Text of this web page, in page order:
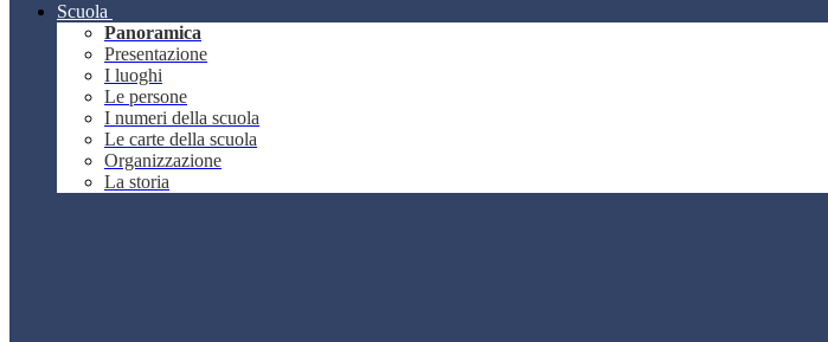
Scuola
Panoramica
Presentazione
I luoghi
Le persone
I numeri della scuola
Le carte della scuola
Organizzazione
La storia